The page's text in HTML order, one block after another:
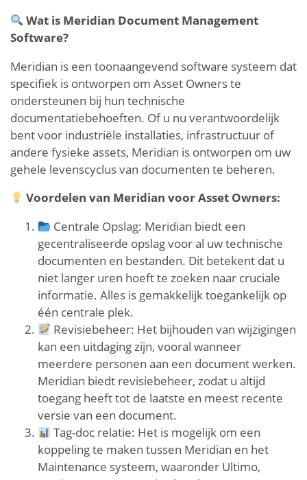
Wat is Meridian Document Management
Software?
Meridian is een toonaangevend software systeem dat
specifiek is ontworpen om Asset Owners te
ondersteunen bij hun technische
documentatiebehoeften. Of u nu verantwoordelijk
bent voor industriële installaties, infrastructuur of
andere fysieke assets, Meridian is ontworpen om uw
gehele levenscyclus van documenten te beheren.
Voordelen van Meridian voor Asset Owners:
Centrale Opslag: Meridian biedt een
gecentraliseerde opslag voor al uw technische
documenten en bestanden. Dit betekent dat u
niet langer uren hoeft te zoeken naar cruciale
informatie. Alles is gemakkelijk toegankelijk op
één centrale plek.
Revisiebeheer: Het bijhouden van wijzigingen
kan een uitdaging zijn, vooral wanneer
meerdere personen aan een document werken.
Meridian biedt revisiebeheer, zodat u altijd
toegang heeft tot de laatste en meest recente
versie van een document.
Tag-doc relatie: Het is mogelijk om een
koppeling te maken tussen Meridian en het
Maintenance systeem, waaronder Ultimo,